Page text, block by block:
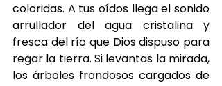
coloridas. A tus oídos llega el sonido
arrullador del agua cristalina y
fresca del río que Dios dispuso para
regar la tierra. Si levantas la mirada,
los árboles frondosos cargados de